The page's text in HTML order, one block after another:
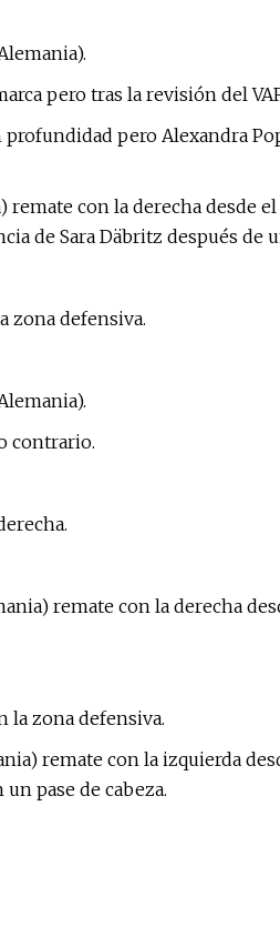
pero tras la revisión del
pero Alexandra
con la derecha desde
de Sara Däbritz después de
zona defensiva.
contrario.
remate con la derecha
la zona defensiva.
remate con la izquierda
pase de cabeza.